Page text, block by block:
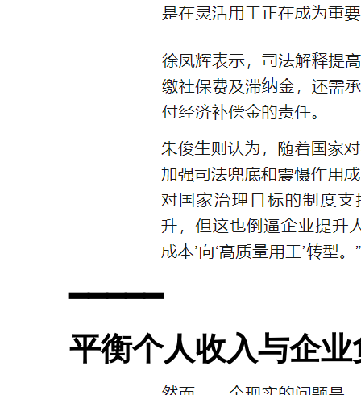
━━━━━
平衡个人收入与企